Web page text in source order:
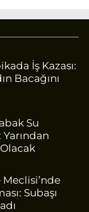
İş Kazası:
Bacağını
Su
Subaşı